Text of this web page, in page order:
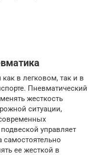
в легковом, так и в
Пневматический
жесткость
ситуации,
управляет
самостоятельно
ее жесткой в